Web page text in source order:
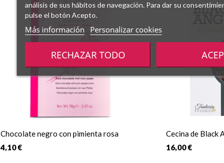
Chocolate negro con pimienta rosa
4,10 €
Cecina de Black
16,00 €
análisis de sus hábitos de navegación. Para dar su
pulse el botón Acepto.
Más información Personalizar cookies
RECHAZAR TODO